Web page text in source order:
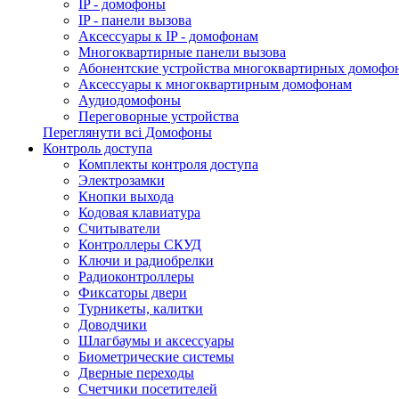
IP - домофоны
IP - панели вызова
Аксессуары к IP - домофонам
Многоквартирные панели вызова
Абонентские устройства многоквартирных
Аксессуары к многоквартирным домофонам
Аудиодомофоны
Переговорные устройства
Переглянути всі Домофоны
Контроль доступа
Комплекты контроля доступа
Электрозамки
Кнопки выхода
Кодовая клавиатура
Считыватели
Контроллеры СКУД
Ключи и радиобрелки
Радиоконтроллеры
Фиксаторы двери
Турникеты, калитки
Доводчики
Шлагбаумы и аксессуары
Биометрические системы
Дверные переходы
Счетчики посетителей